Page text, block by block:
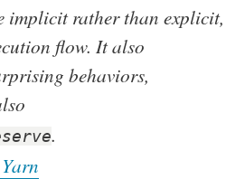
implicit rather than explicit,
flow. It also
behaviors,
.